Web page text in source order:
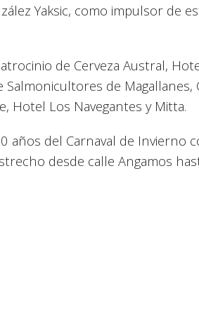
Yaksic, como impulsor de
de Cerveza Austral,
Salmonicultores de
Hotel Los Navegantes y Mitta.
años del Carnaval de Invierno
desde calle Angamos